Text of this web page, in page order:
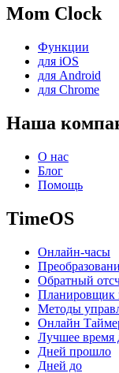
Mom Clock
Функции
для iOS
для Android
для Chrome
Наша
О нас
Блог
Помощь
TimeOS
Онлайн-часы
Обратный
Планировщик
Методы
Онлайн
Лучшее время
Дней прошло
Дней до